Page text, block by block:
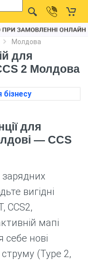
Молдова
для
2 Молдова
бізнесу
для
— CCS
вигідні
CCS2,
мапі
себе нові
струму (Type 2,